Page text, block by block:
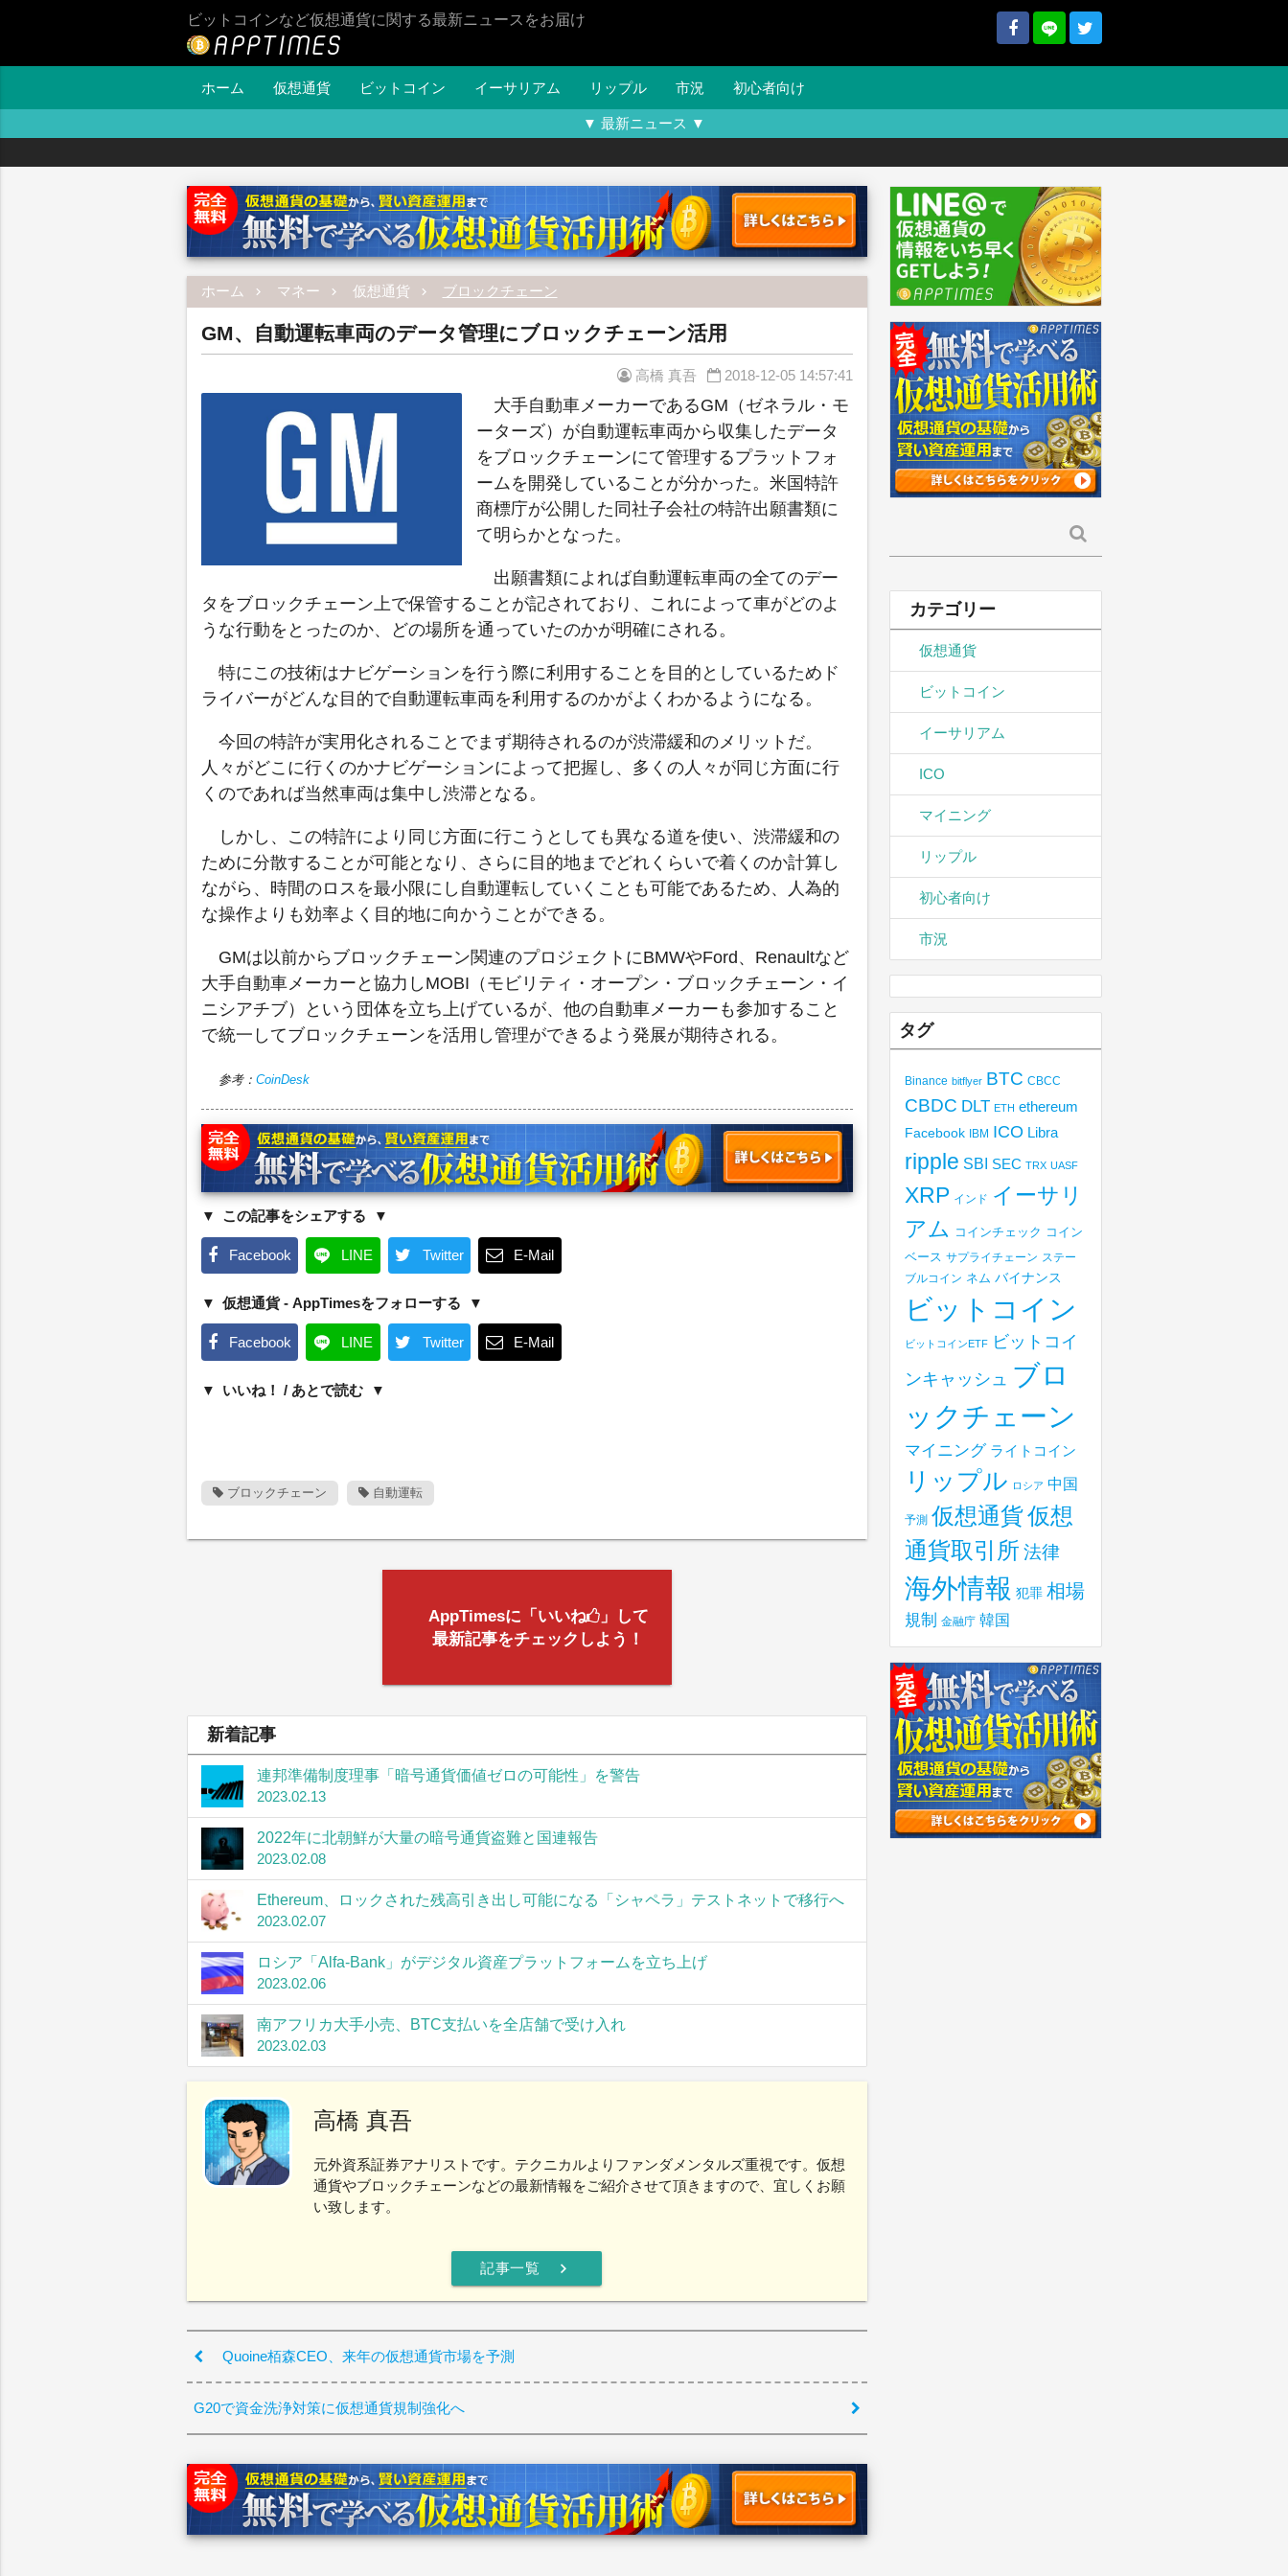
ビットコインなど仮想通貨に関する最新ニュースをお届け
ホーム 仮想通貨 ビットコイン イーサリアム リップル 市況 初心者向け
▼ 最新ニュース ▼
ホーム マネー 仮想通貨 ブロックチェーン
GM、自動運転車両のデータ管理にブロックチェーン活用
高橋 真吾 2018-12-05 14:57:41
大手自動車メーカーであるGM（ゼネラル・モ
ーターズ）が自動運転車両から収集したデータ
をブロックチェーンにて管理するプラットフォ
ームを開発していることが分かった。米国特許
商標庁が公開した同社子会社の特許出願書類に
て明らかとなった。
出願書類によれば自動運転車両の全てのデー
タをブロックチェーン上で保管することが記されており、これによって車がどのよ
うな行動をとったのか、どの場所を通っていたのかが明確にされる。
特にこの技術はナビゲーションを行う際に利用することを目的としているためド
ライバーがどんな目的で自動運転車両を利用するのかがよくわかるようになる。
今回の特許が実用化されることでまず期待されるのが渋滞緩和のメリットだ。
人々がどこに行くのかナビゲーションによって把握し、多くの人々が同じ方面に行
くのであれば当然車両は集中し渋滞となる。
しかし、この特許により同じ方面に行こうとしても異なる道を使い、渋滞緩和の
ために分散することが可能となり、さらに目的地までどれくらいで着くのか計算し
ながら、時間のロスを最小限にし自動運転していくことも可能であるため、人為的
な操作よりも効率よく目的地に向かうことができる。
GMは以前からブロックチェーン関連のプロジェクトにBMWやFord、Renaultなど
大手自動車メーカーと協力しMOBI（モビリティ・オープン・ブロックチェーン・イ
ニシアチブ）という団体を立ち上げているが、他の自動車メーカーも参加すること
で統一してブロックチェーンを活用し管理ができるよう発展が期待される。
参考： CoinDesk
この記事をシェアする
Facebook LINE Twitter E-Mail
仮想通貨 - AppTimesをフォローする
Facebook LINE Twitter E-Mail
いいね！ / あとで読む
ブロックチェーン 自動運転
AppTimesに「いいね
」して
最新記事をチェックしよう！
新着記事
連邦準備制度理事「暗号通貨価値ゼロの可能性」を警告
2023.02.13
2022年に北朝鮮が大量の暗号通貨盗難と国連報告
2023.02.08
Ethereum、ロックされた残高引き出し可能になる「シャペラ」テストネットで移行へ
2023.02.07
ロシア「Alfa-Bank」がデジタル資産プラットフォームを立ち上げ
2023.02.06
南アフリカ大手小売、BTC支払いを全店舗で受け入れ
2023.02.03
高橋 真吾
元外資系証券アナリストです。テクニカルよりファンダメンタルズ重視です。仮想
通貨やブロックチェーンなどの最新情報をご紹介させて頂きますので、宜しくお願
い致します。
記事一覧 chevron_right
Quoine栢森CEO、来年の仮想通貨市場を予測
G20で資金洗浄対策に仮想通貨規制強化へ
索:
カテゴリー
仮想通貨
ビットコイン
イーサリアム
ICO
マイニング
リップル
初心者向け
市況
タグ
Binance bitflyer BTC CBCC
CBDC DLT ETH ethereum
Facebook IBM ICO Libra
ripple SBI SEC TRX UASF
XRP インド イーサリ
アム コインチェック コイン
ベース サプライチェーン ステー
ブルコイン ネム バイナンス
ビットコイン
ビットコインETF
ビットコイ
ンキャッシュ ブロ
ックチェーン
マイニング ライトコイン
リップル ロシア 中国
予測 仮想通貨仮想
通貨取引所 法律
海外情報 犯罪 相場
規制 金融庁 韓国